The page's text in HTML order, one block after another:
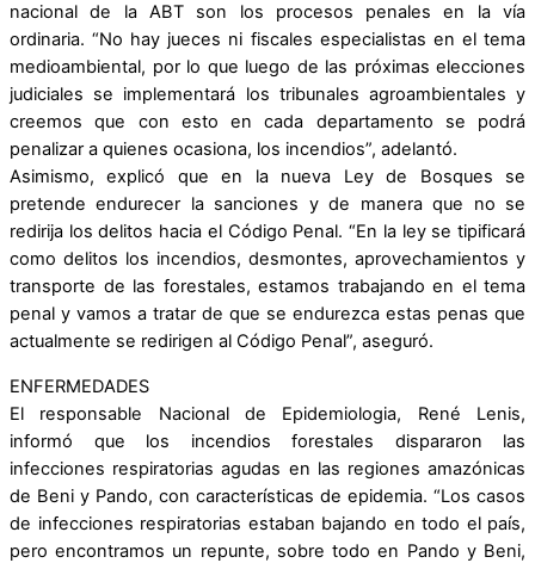
nacional de la ABT son los procesos penales en la vía
ordinaria. “No hay jueces ni fiscales especialistas en el tema
medioambiental, por lo que luego de las próximas elecciones
judiciales se implementará los tribunales agroambientales y
creemos que con esto en cada departamento se podrá
penalizar a quienes ocasiona, los incendios”, adelantó.
Asimismo, explicó que en la nueva Ley de Bosques se
pretende endurecer la sanciones y de manera que no se
redirija los delitos hacia el Código Penal. “En la ley se tipificará
como delitos los incendios, desmontes, aprovechamientos y
transporte de las forestales, estamos trabajando en el tema
penal y vamos a tratar de que se endurezca estas penas que
actualmente se redirigen al Código Penal”, aseguró.
ENFERMEDADES
El responsable Nacional de Epidemiologia, René Lenis,
informó que los incendios forestales dispararon las
infecciones respiratorias agudas en las regiones amazónicas
de Beni y Pando, con características de epidemia. “Los casos
de infecciones respiratorias estaban bajando en todo el país,
pero encontramos un repunte, sobre todo en Pando y Beni,